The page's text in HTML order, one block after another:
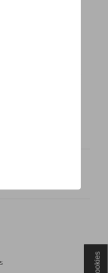
prix recommandés
connaitre le prix
veuillez
prix recommandés
Cookies